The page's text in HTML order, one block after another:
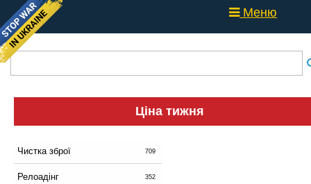
Меню
Ціна тижня
Чистка зброї 709
Релоадінг 352